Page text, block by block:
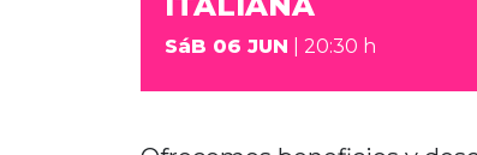
SáB 06 JUN | 20:30 h